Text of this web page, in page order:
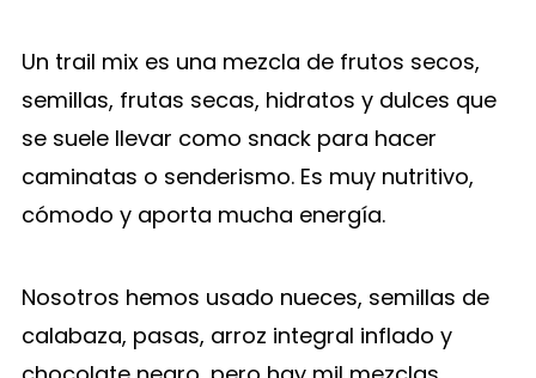
Un trail mix es una mezcla de frutos secos,
semillas, frutas secas, hidratos y dulces que
se suele llevar como snack para hacer
caminatas o senderismo. Es muy nutritivo,
cómodo y aporta mucha energía.
Nosotros hemos usado nueces, semillas de
calabaza, pasas, arroz integral inflado y